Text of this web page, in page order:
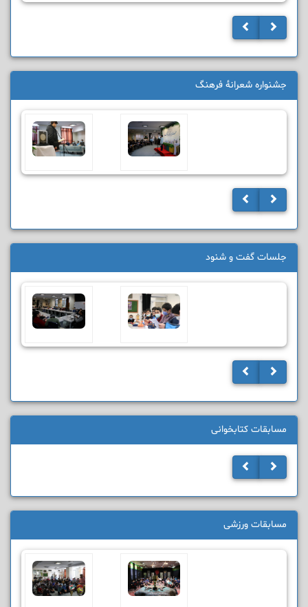
جشنواره شعرانۀ فرهنگ
جلسات گفت و شنود
مسابقات کتابخوانی
مسابقات ورزشی